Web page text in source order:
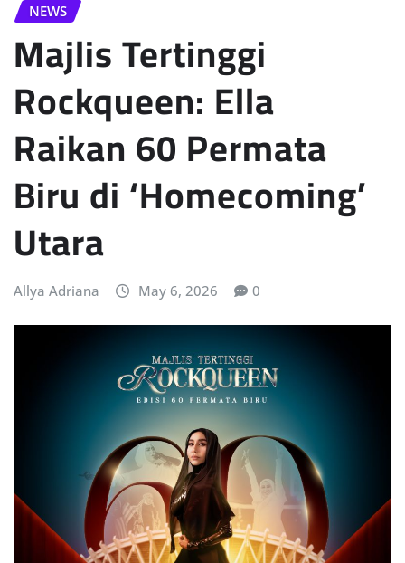
NEWS
Majlis Tertinggi
Rockqueen: Ella
Raikan 60 Permata
Biru di ‘Homecoming’
Utara
Allya Adriana May 6, 2026 0